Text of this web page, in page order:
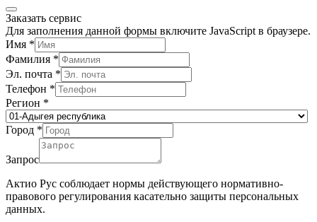
Заказать сервис
Для заполнения данной формы включите JavaScript в браузере.
Имя *
Фамилия *
Эл. почта *
Телефон *
Регион *
Город *
Запрос
Актио Рус соблюдает нормы действующего нормативно-
правового регулирования касательно защиты персональных
данных.